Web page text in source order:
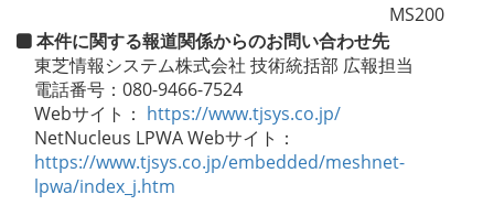
MS200
本件に関する報道関係からのお問い合わせ先
東芝情報システム株式会社 技術統括部 広報担当
電話番号：080-9466-7524
Webサイト： https://www.tjsys.co.jp/
NetNucleus LPWA Webサイト：
https://www.tjsys.co.jp/embedded/meshnet-
lpwa/index_j.htm